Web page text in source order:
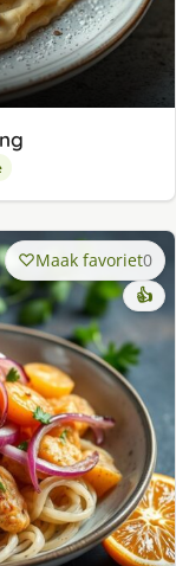
Maak favoriet0
👍